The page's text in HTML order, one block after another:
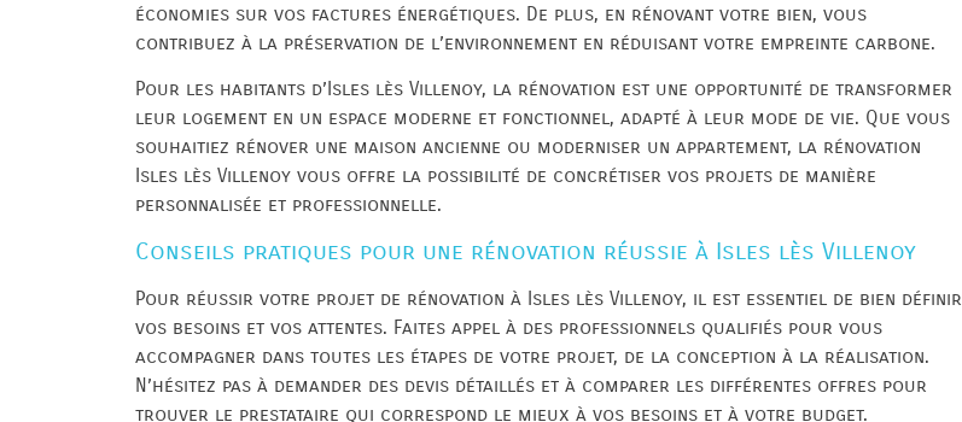
économies sur vos factures énergétiques. De plus, en rénovant votre bien, vous
contribuez à la préservation de l’environnement en réduisant votre empreinte carbone.
Pour les habitants d’Isles lès Villenoy, la rénovation est une opportunité de transformer
leur logement en un espace moderne et fonctionnel, adapté à leur mode de vie. Que vous
souhaitiez rénover une maison ancienne ou moderniser un appartement, la rénovation
Isles lès Villenoy vous offre la possibilité de concrétiser vos projets de manière
personnalisée et professionnelle.
Conseils pratiques pour une rénovation réussie à Isles lès Villenoy
Pour réussir votre projet de rénovation à Isles lès Villenoy, il est essentiel de bien définir
vos besoins et vos attentes. Faites appel à des professionnels qualifiés pour vous
accompagner dans toutes les étapes de votre projet, de la conception à la réalisation.
N’hésitez pas à demander des devis détaillés et à comparer les différentes offres pour
trouver le prestataire qui correspond le mieux à vos besoins et à votre budget.